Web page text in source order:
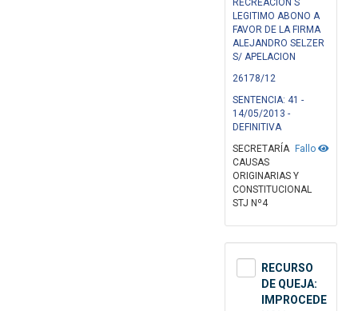
RECREACION S
LEGITIMO ABONO A
FAVOR DE LA FIRMA
ALEJANDRO SELZER
S/ APELACION
26178/12
SENTENCIA: 41 -
14/05/2013 -
DEFINITIVA
Fallo
SECRETARÍA
CAUSAS
ORIGINARIAS Y
CONSTITUCIONAL
STJ Nº4
RECURSO
DE QUEJA:
IMPROCEDE